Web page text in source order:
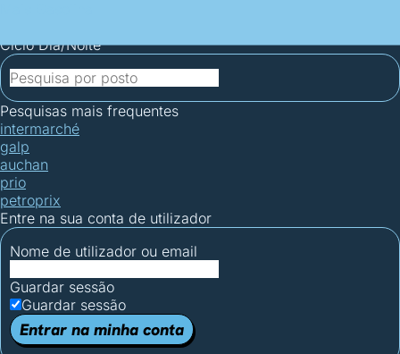
Ciclo Dia/Noite
Pesquisas mais frequentes
intermarché
galp
auchan
prio
petroprix
Entre na sua conta de utilizador
Nome de utilizador ou email
Guardar sessão
Guardar sessão
Entrar na minha conta